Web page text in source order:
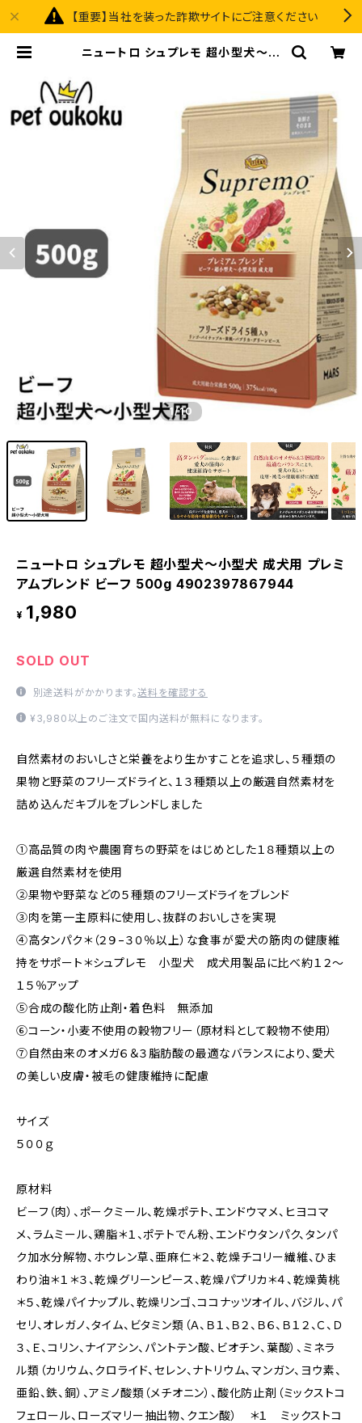
【重要】当社を装った詐欺サイトにご注意ください
ニュートロ シュプレモ 超小型犬〜小
フ 500g 4902397867944 | pe
1/10
ニュートロ シュプレモ 超小型犬〜小型犬 成犬用 プレミ
アムブレンド ビーフ 500g 4902397867944
¥ 1,980
SOLD OUT
別途送料がかかります。送料を確認する
¥3,980以上のご注文で国内送料が無料になります。
自然素材のおいしさと栄養をより生かすことを追求し、５種類の
果物と野菜のフリーズドライと、１３種類以上の厳選自然素材を
詰め込んだキブルをブレンドしました
①高品質の肉や農園育ちの野菜をはじめとした１８種類以上の
厳選自然素材を使用
②果物や野菜などの５種類のフリーズドライをブレンド
③肉を第一主原料に使用し、抜群のおいしさを実現
④高タンパク＊（２９−３０％以上）な食事が愛犬の筋肉の健康維
持をサポート＊シュプレモ 小型犬 成犬用製品に比べ約１２〜
１５％アップ
⑤合成の酸化防止剤・着色料 無添加
⑥コーン・小麦不使用の穀物フリー（原材料として穀物不使用）
⑦自然由来のオメガ６＆３脂肪酸の最適なバランスにより、愛犬
の美しい皮膚・被毛の健康維持に配慮
サイズ
５００ｇ
原材料
ビーフ（肉）、ポークミール、乾燥ポテト、エンドウマメ、ヒヨコマ
メ、ラムミール、鶏脂＊１、ポテトでん粉、エンドウタンパク、タンパ
ク加水分解物、ホウレン草、亜麻仁＊２、乾燥チコリー繊維、ひま
わり油＊１＊３、乾燥グリーンピース、乾燥パプリカ＊４、乾燥黄桃
＊５、乾燥パイナップル、乾燥リンゴ、ココナッツオイル、バジル、パ
セリ、オレガノ、タイム、ビタミン類（Ａ、Ｂ１、Ｂ２、Ｂ６、Ｂ１２、Ｃ、Ｄ
３、Ｅ、コリン、ナイアシン、パントテン酸、ビオチン、葉酸）、ミネラ
ル類（カリウム、クロライド、セレン、ナトリウム、マンガン、ヨウ素、
亜鉛、鉄、銅）、アミノ酸類（メチオニン）、酸化防止剤（ミックストコ
フェロール、ローズマリー抽出物、クエン酸） ＊１ ミックストコ